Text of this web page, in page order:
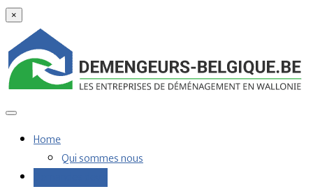
×
Home
Qui sommes nous